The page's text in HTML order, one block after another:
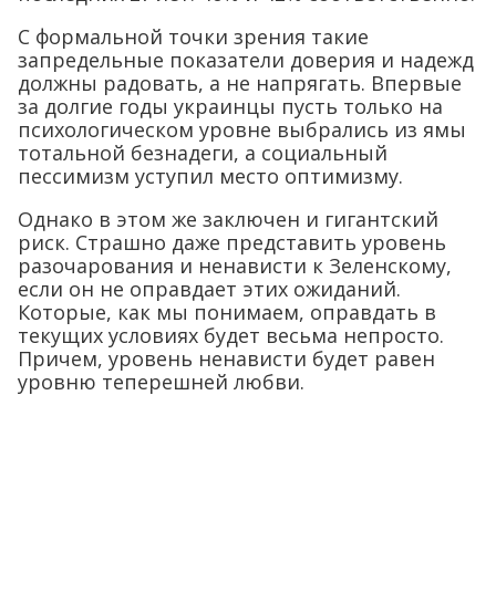
С формальной точки зрения такие
запредельные показатели доверия и надежд
должны радовать, а не напрягать. Впервые
за долгие годы украинцы пусть только на
психологическом уровне выбрались из ямы
тотальной безнадеги, а социальный
пессимизм уступил место оптимизму.
Однако в этом же заключен и гигантский
риск. Страшно даже представить уровень
разочарования и ненависти к Зеленскому,
если он не оправдает этих ожиданий.
Которые, как мы понимаем, оправдать в
текущих условиях будет весьма непросто.
Причем, уровень ненависти будет равен
уровню теперешней любви.